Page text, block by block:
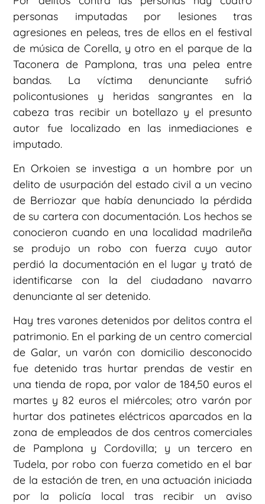
personas imputadas por lesiones tras
agresiones en peleas, tres de ellos en el festival
de música de Corella, y otro en el parque de la
Taconera de Pamplona, tras una pelea entre
bandas. La víctima denunciante sufrió
policontusiones y heridas sangrantes en la
cabeza tras recibir un botellazo y el presunto
autor fue localizado en las inmediaciones e
imputado.
En Orkoien se investiga a un hombre por un
delito de usurpación del estado civil a un vecino
de Berriozar que había denunciado la pérdida
de su cartera con documentación. Los hechos se
conocieron cuando en una localidad madrileña
se produjo un robo con fuerza cuyo autor
perdió la documentación en el lugar y trató de
identificarse con la del ciudadano navarro
denunciante al ser detenido.
Hay tres varones detenidos por delitos contra el
patrimonio. En el parking de un centro comercial
de Galar, un varón con domicilio desconocido
fue detenido tras hurtar prendas de vestir en
una tienda de ropa, por valor de 184,50 euros el
martes y 82 euros el miércoles; otro varón por
hurtar dos patinetes eléctricos aparcados en la
zona de empleados de dos centros comerciales
de Pamplona y Cordovilla; y un tercero en
Tudela, por robo con fuerza cometido en el bar
de la estación de tren, en una actuación iniciada
por la policía local tras recibir un aviso